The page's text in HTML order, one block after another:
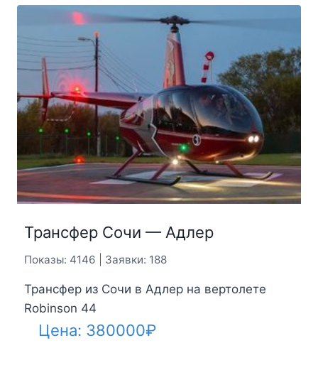
Трансфер Сочи — Адлер
Показы: 4146 | Заявки: 188
Трансфер из Сочи в Адлер на вертолете
Robinson 44
Цена: 380000₽